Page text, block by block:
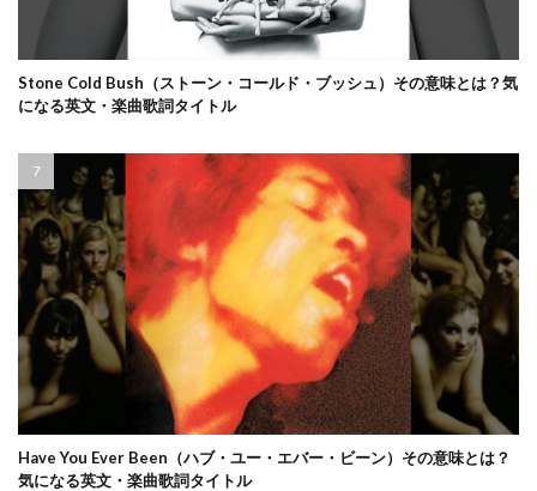
Stone Cold Bush（ストーン・コールド・ブッシュ）その意味とは？気
になる英文・楽曲歌詞タイトル
Have You Ever Been（ハブ・ユー・エバー・ビーン）その意味とは？
気になる英文・楽曲歌詞タイトル